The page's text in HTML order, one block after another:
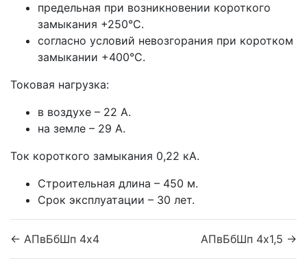
предельная при возникновении короткого
замыкания +250°С.
согласно условий невозгорания при коротком
замыкании +400°С.
Токовая нагрузка:
в воздухе – 22 А.
на земле – 29 А.
Ток короткого замыкания 0,22 кА.
Строительная длина – 450 м.
Срок эксплуатации – 30 лет.
← АПвБбШп 4x4 АПвБбШп 4x1,5 →